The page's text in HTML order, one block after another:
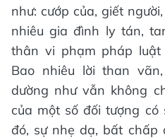
như: cướp của, giết
nhiêu gia đình ly tán,
thân vi phạm pháp
Bao nhiêu lời than
dường như vẫn không
của một số đối tượng có
đó, sự nhẹ dạ, bất chấp